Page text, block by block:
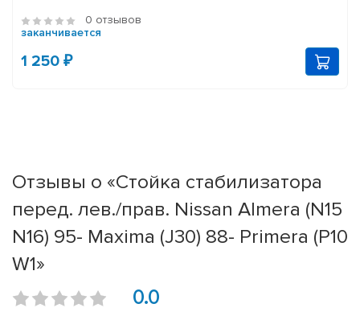
0 отзывов
заканчивается
1 250 ₽
Отзывы о «Стойка стабилизатора
перед. лев./прав. Nissan Almera (N15
N16) 95- Maxima (J30) 88- Primera (P10
W1»
0.0